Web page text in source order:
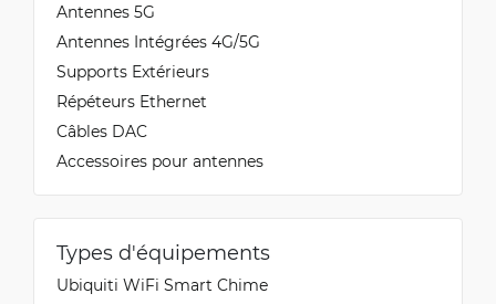
Antennes 5G
Antennes Intégrées 4G/5G
Supports Extérieurs
Répéteurs Ethernet
Câbles DAC
Accessoires pour antennes
Types d'équipements
Ubiquiti WiFi Smart Chime